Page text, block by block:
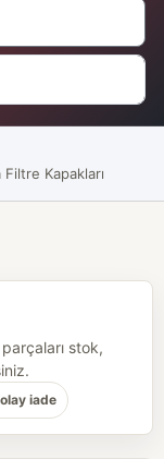
Filtre Kapakları
stok,
iade